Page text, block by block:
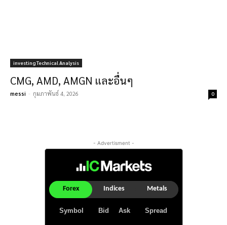
investing Technical Analysis
CMG, AMD, AMGN และอื่นๆ
messi - กุมภาพันธ์ 4, 2026 0
- Advertisment -